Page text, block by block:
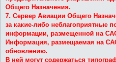
Общего Назначения.
7. Сервер Авиации Общего
за какие-либо неблагоприятные
информации, размещенной на
Информация, размещаемая на
обновлению.
В ней могут содержаться